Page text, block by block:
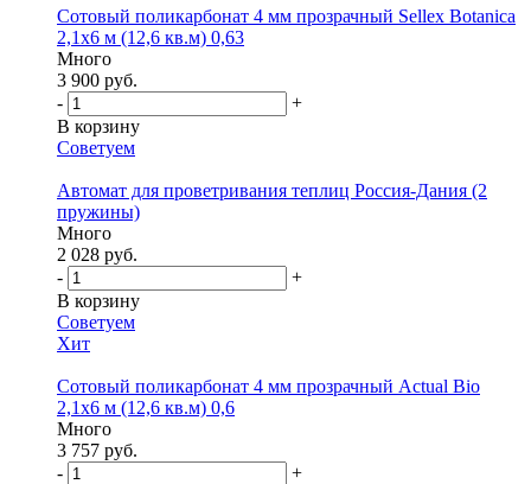
Сотовый поликарбонат 4 мм прозрачный Sellex Botanica
2,1х6 м (12,6 кв.м) 0,63
Много
3 900 руб.
-
+
В корзину
Советуем
Автомат для проветривания теплиц Россия-Дания (2
пружины)
Много
2 028 руб.
-
+
В корзину
Советуем
Хит
Сотовый поликарбонат 4 мм прозрачный Actual Bio
2,1х6 м (12,6 кв.м) 0,6
Много
3 757 руб.
-
+